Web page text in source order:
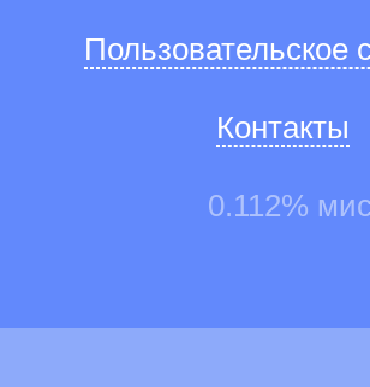
Пользовательское
Контакты
0.112%